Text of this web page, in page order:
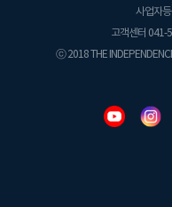
사업자
고객센터 041-
ⓒ 2018 THE